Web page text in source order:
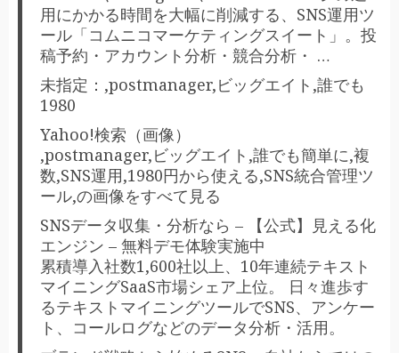
用にかかる時間を大幅に削減する、SNS運用ツ
ール「コムニコマーケティングスイート」。投
稿予約・アカウント分析・競合分析・ …
未指定：,postmanager,ビッグエイト,誰でも
1980
Yahoo!検索（画像）
,postmanager,ビッグエイト,誰でも簡単に,複
数,SNS運用,1980円から使える,SNS統合管理ツ
ール,の画像をすべて見る
SNSデータ収集・分析なら – 【公式】見える化
エンジン – 無料デモ体験実施中
累積導入社数1,600社以上、10年連続テキスト
マイニングSaaS市場シェア上位。 日々進歩す
るテキストマイニングツールでSNS、アンケー
ト、コールログなどのデータ分析・活用。